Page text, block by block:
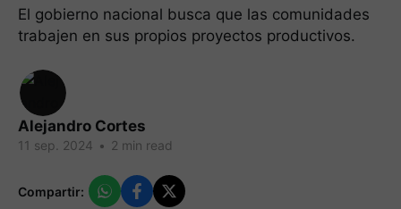
El gobierno nacional busca que las comunidades
trabajen en sus propios proyectos productivos.
Alejandro Cortes
11 sep. 2024 • 2 min read
Compartir: